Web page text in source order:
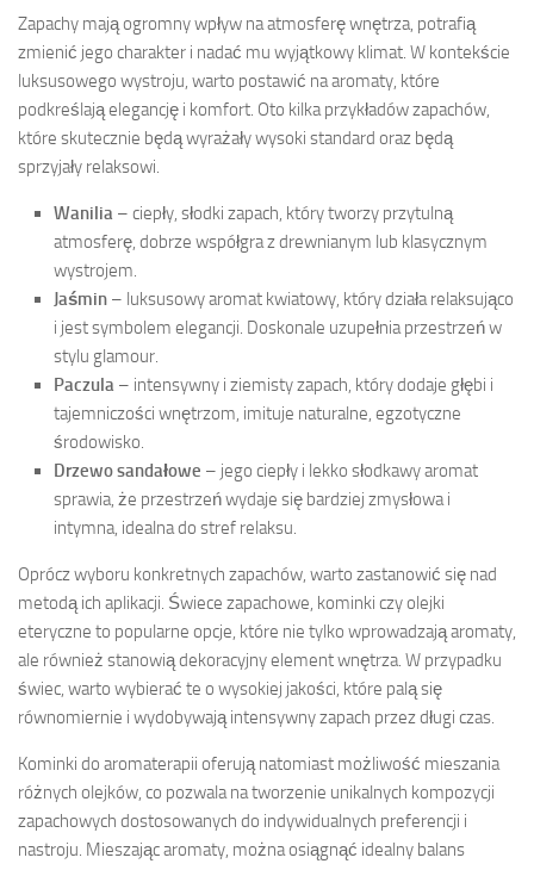
Zapachy mają ogromny wpływ na atmosferę wnętrza, potrafią
zmienić jego charakter i nadać mu wyjątkowy klimat. W kontekście
luksusowego wystroju, warto postawić na aromaty, które
podkreślają elegancję i komfort. Oto kilka przykładów zapachów,
które skutecznie będą wyrażały wysoki standard oraz będą
sprzyjały relaksowi.
Wanilia – ciepły, słodki zapach, który tworzy przytulną
atmosferę, dobrze współgra z drewnianym lub klasycznym
wystrojem.
Jaśmin – luksusowy aromat kwiatowy, który działa relaksująco
i jest symbolem elegancji. Doskonale uzupełnia przestrzeń w
stylu glamour.
Paczula – intensywny i ziemisty zapach, który dodaje głębi i
tajemniczości wnętrzom, imituje naturalne, egzotyczne
środowisko.
Drzewo sandałowe – jego ciepły i lekko słodkawy aromat
sprawia, że przestrzeń wydaje się bardziej zmysłowa i
intymna, idealna do stref relaksu.
Oprócz wyboru konkretnych zapachów, warto zastanowić się nad
metodą ich aplikacji. Świece zapachowe, kominki czy olejki
eteryczne to popularne opcje, które nie tylko wprowadzają aromaty,
ale również stanowią dekoracyjny element wnętrza. W przypadku
świec, warto wybierać te o wysokiej jakości, które palą się
równomiernie i wydobywają intensywny zapach przez długi czas.
Kominki do aromaterapii oferują natomiast możliwość mieszania
różnych olejków, co pozwala na tworzenie unikalnych kompozycji
zapachowych dostosowanych do indywidualnych preferencji i
nastroju. Mieszając aromaty, można osiągnąć idealny balans